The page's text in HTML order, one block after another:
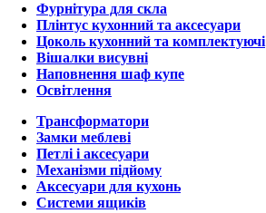
Фурнітура для скла
Плінтус кухонний та аксесуари
Цоколь кухонний та комплектуючі
Вішалки висувні
Наповнення шаф купе
Освітлення
Трансформатори
Замки меблеві
Петлі і аксесуари
Механізми підйому
Аксесуари для кухонь
Системи ящиків